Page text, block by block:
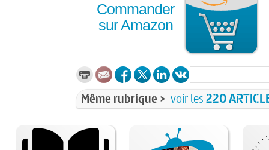
Commander
sur Amazon
Même rubrique > voir les220